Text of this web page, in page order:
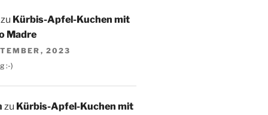
Kürbis-Apfel-Kuchen mit
Madre
2023
:-)
zu Kürbis-Apfel-Kuchen mit